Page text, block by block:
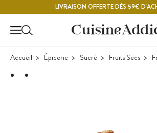
LIVRAISON OFFERTE DÈS 59€
Accueil Épicerie Sucré Fruits Secs